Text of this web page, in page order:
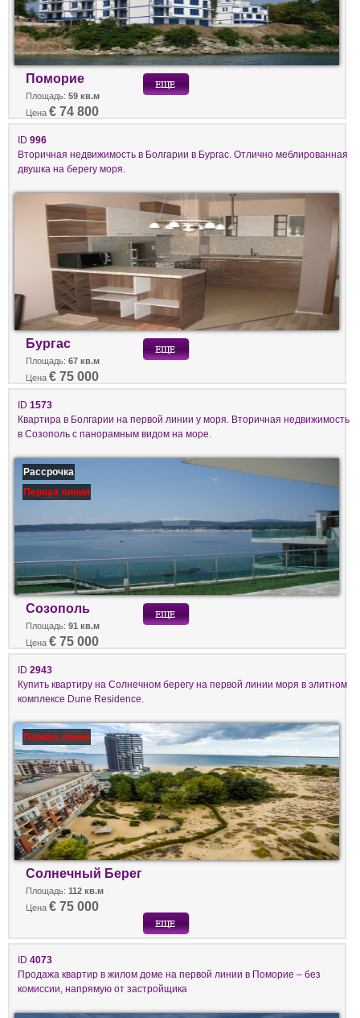
Поморие
Площадь: 59 кв.м
Цена € 74 800
ID 996
Вторичная недвижимость в Болгарии в Бургас. Отлично меблированная
двушка на берегу моря.
Бургас
Площадь: 67 кв.м
Цена € 75 000
ID 1573
Квартира в Болгарии на первой линии у моря. Вторичная недвижимость
в Созополь с панорамным видом на море.
Рассрочка
Первая линия
Созополь
Площадь: 91 кв.м
Цена € 75 000
ID 2943
Купить квартиру на Солнечном берегу на первой линии моря в элитном
комплексе Dune Residence.
Первая линия
Солнечный Берег
Площадь: 112 кв.м
Цена € 75 000
ID 4073
Продажа квартир в жилом доме на первой линии в Поморие – без
комиссии, напрямую от застройщика